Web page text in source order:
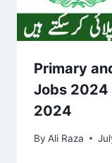
Primary
Jobs 2024
2024
By Ali Raza